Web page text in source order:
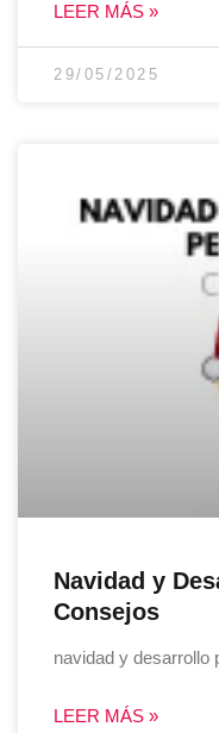
LEER MÁS »
29/05/2025
Navidad y
Consejos
navidad y desarrollo
LEER MÁS »